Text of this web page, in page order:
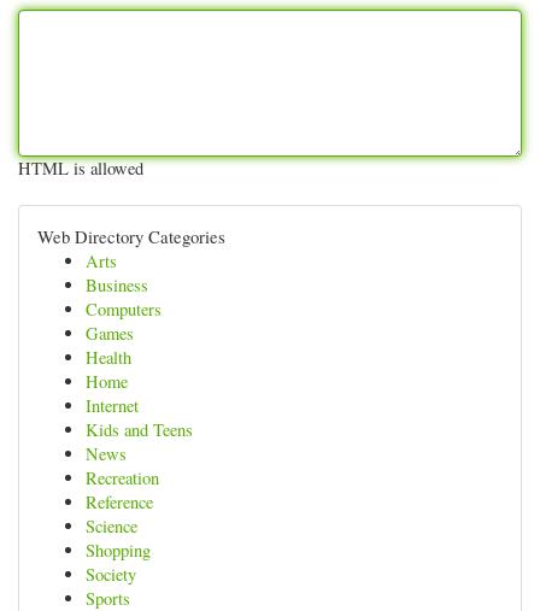
HTML is allowed
Web Directory Categories
Arts
Business
Computers
Games
Health
Home
Internet
Kids and Teens
News
Recreation
Reference
Science
Shopping
Society
Sports